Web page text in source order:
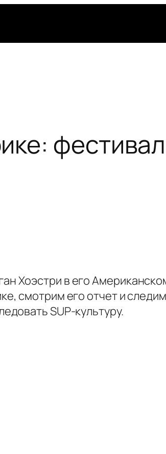
Хоэстри в его
смотрим его отчет и
SUP-культуру.